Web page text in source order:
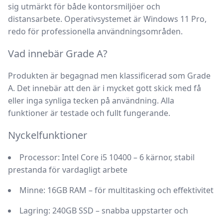
sig utmärkt för både kontorsmiljöer och
distansarbete. Operativsystemet är Windows 11 Pro,
redo för professionella användningsområden.
Vad innebär Grade A?
Produkten är begagnad men klassificerad som Grade
A. Det innebär att den är i mycket gott skick med få
eller inga synliga tecken på användning. Alla
funktioner är testade och fullt fungerande.
Nyckelfunktioner
Processor: Intel Core i5 10400 – 6 kärnor, stabil
prestanda för vardagligt arbete
Minne: 16GB RAM – för multitasking och effektivitet
Lagring: 240GB SSD – snabba uppstarter och